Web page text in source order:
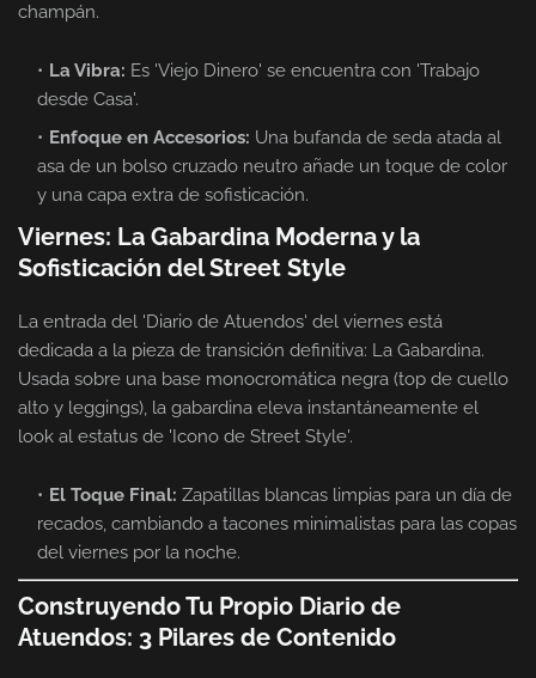
champán.
La Vibra: Es 'Viejo Dinero' se encuentra con 'Trabajo
desde Casa'.
Enfoque en Accesorios: Una bufanda de seda atada al
asa de un bolso cruzado neutro añade un toque de color
y una capa extra de sofisticación.
Viernes: La Gabardina Moderna y la
Sofisticación del Street Style
La entrada del 'Diario de Atuendos' del viernes está
dedicada a la pieza de transición definitiva: La Gabardina.
Usada sobre una base monocromática negra (top de cuello
alto y leggings), la gabardina eleva instantáneamente el
look al estatus de 'Icono de Street Style'.
El Toque Final: Zapatillas blancas limpias para un día de
recados, cambiando a tacones minimalistas para las copas
del viernes por la noche.
Construyendo Tu Propio Diario de
Atuendos: 3 Pilares de Contenido